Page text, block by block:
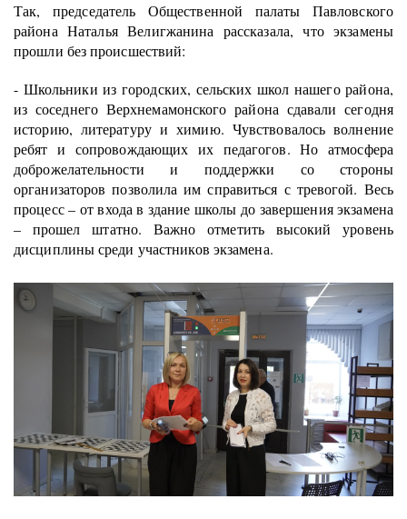
Так, председатель Общественной палаты Павловского
района Наталья Велигжанина рассказала, что экзамены
прошли без происшествий:
- Школьники из городских, сельских школ нашего района,
из соседнего Верхнемамонского района сдавали сегодня
историю, литературу и химию. Чувствовалось волнение
ребят и сопровождающих их педагогов. Но атмосфера
доброжелательности и поддержки со стороны
организаторов позволила им справиться с тревогой. Весь
процесс – от входа в здание школы до завершения экзамена
– прошел штатно. Важно отметить высокий уровень
дисциплины среди участников экзамена.